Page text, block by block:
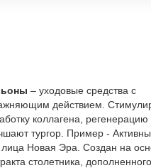
– уходовые средства с
действием.
коллагена, регенерацию
тургор. Пример -
лица Новая Эра. Создан на
столетника, дополненного